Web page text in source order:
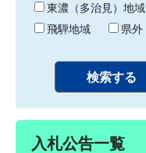
東濃（多治見）地域
飛騨地域
県外
入札公告一覧